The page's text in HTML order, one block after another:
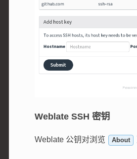
Weblate SSH 密钥
Weblate 公钥对浏览 About